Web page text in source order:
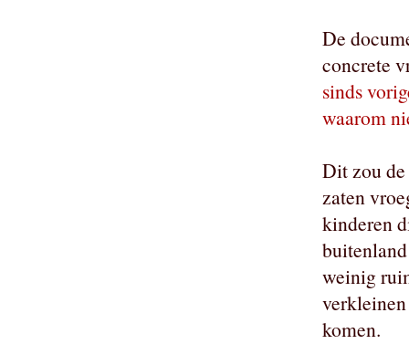
De
concrete
sinds
waarom
Dit zou de
zaten
kinderen
weinig
komen.